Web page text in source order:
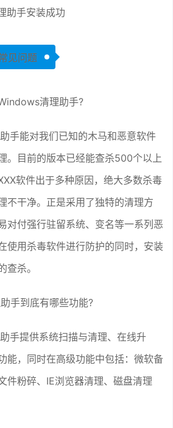
助手安装成功
见问题
清理助手?
手能对我们已知的木马和恶意软件
。目前的版本已经能查杀500个以上
软件出于多种原因，绝大多数杀毒
不干净。正是采用了独特的清理方
对付强行驻留系统、变名等一系列恶
使用杀毒软件进行防护的同时，安装
查杀。
手到底有哪些功能?
手提供系统扫描与清理、在线升
能，同时在高级功能中包括：微软备
件粉碎、IE浏览器清理、磁盘清理